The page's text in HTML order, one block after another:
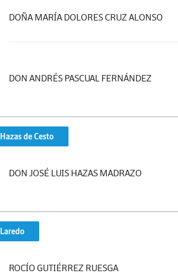
DOÑA MARÍA DOLORES CRUZ ALONSO
DON ANDRÉS PASCUAL FERNÁNDEZ
Hazas de Cesto
DON JOSÉ LUIS HAZAS MADRAZO
Laredo
ROCÍO GUTIÉRREZ RUESGA